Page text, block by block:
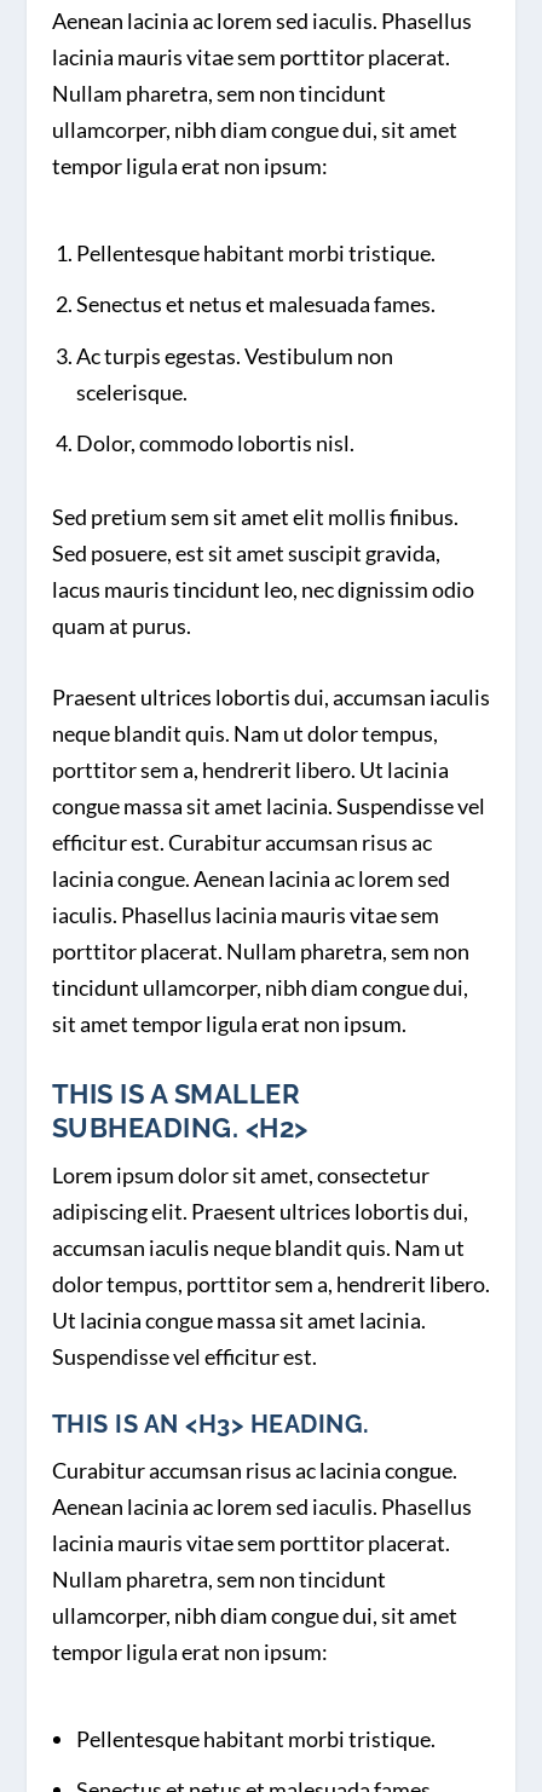
Aenean lacinia ac lorem sed iaculis. Phasellus
lacinia mauris vitae sem porttitor placerat.
Nullam pharetra, sem non tincidunt
ullamcorper, nibh diam congue dui, sit amet
tempor ligula erat non ipsum:
Pellentesque habitant morbi tristique.
Senectus et netus et malesuada fames.
Ac turpis egestas. Vestibulum non
scelerisque.
Dolor, commodo lobortis nisl.
Sed pretium sem sit amet elit mollis finibus.
Sed posuere, est sit amet suscipit gravida,
lacus mauris tincidunt leo, nec dignissim odio
quam at purus.
Praesent ultrices lobortis dui, accumsan iaculis
neque blandit quis. Nam ut dolor tempus,
porttitor sem a, hendrerit libero. Ut lacinia
congue massa sit amet lacinia. Suspendisse vel
efficitur est. Curabitur accumsan risus ac
lacinia congue. Aenean lacinia ac lorem sed
iaculis. Phasellus lacinia mauris vitae sem
porttitor placerat. Nullam pharetra, sem non
tincidunt ullamcorper, nibh diam congue dui,
sit amet tempor ligula erat non ipsum.
THIS IS A SMALLER
SUBHEADING. <H2>
Lorem ipsum dolor sit amet, consectetur
adipiscing elit. Praesent ultrices lobortis dui,
accumsan iaculis neque blandit quis. Nam ut
dolor tempus, porttitor sem a, hendrerit libero.
Ut lacinia congue massa sit amet lacinia.
Suspendisse vel efficitur est.
THIS IS AN <H3> HEADING.
Curabitur accumsan risus ac lacinia congue.
Aenean lacinia ac lorem sed iaculis. Phasellus
lacinia mauris vitae sem porttitor placerat.
Nullam pharetra, sem non tincidunt
ullamcorper, nibh diam congue dui, sit amet
tempor ligula erat non ipsum:
Pellentesque habitant morbi tristique.